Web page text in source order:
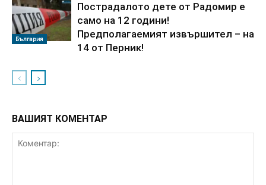
България
Пострадалото дете от Радомир е
само на 12 години!
Предполагаемият извършител – на
14 от Перник!
ВАШИЯТ КОМЕНТАР